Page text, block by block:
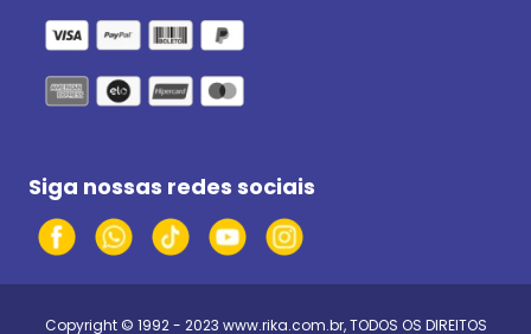
Siga nossas redes sociais
Copyright © 1992 - 2023 www.rika.com.br, TODOS OS DIREITOS